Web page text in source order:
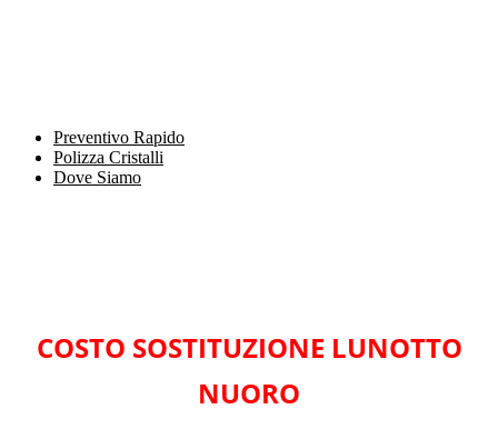
Preventivo Rapido
Polizza Cristalli
Dove Siamo
COSTO SOSTITUZIONE LUNOTTO
NUORO